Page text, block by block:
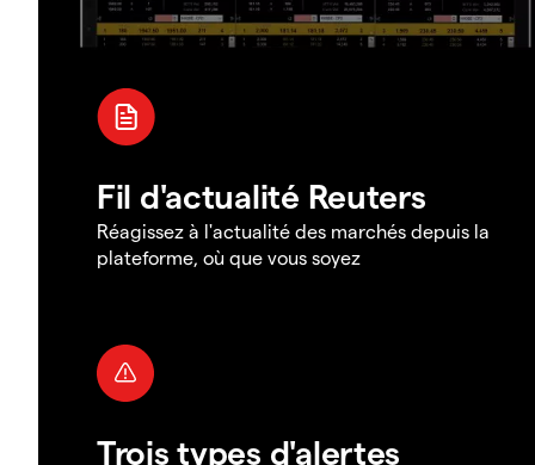
Fil d'actualité Reuters
Réagissez à l'actualité des marchés depuis la
plateforme, où que vous soyez
Trois types d'alertes